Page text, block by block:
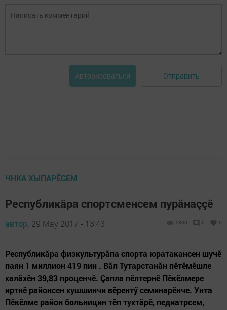
Авторизоваться Отправить
ЧНКА ХЫПАРӖСЕМ
Республикăра спортсменсем пурăнаççӗ
автор, 29 May 2017 - 13:43 1300 0 0
Республикăра физкультурăпа спорта юратакансен шучӗ
паян 1 миллион 419 пин . Вăл Тутарстанăн пӗтӗмӗшле
халăхӗн 39,83 проценчӗ. Çапла пӗлтернӗ Пӗкӗлмере
иртнӗ районсен хушшинчи вӗрентӳ семинарӗнче. Унта
Пӗкӗлме район больницин тӗп тухтăрӗ, педиатрсем,